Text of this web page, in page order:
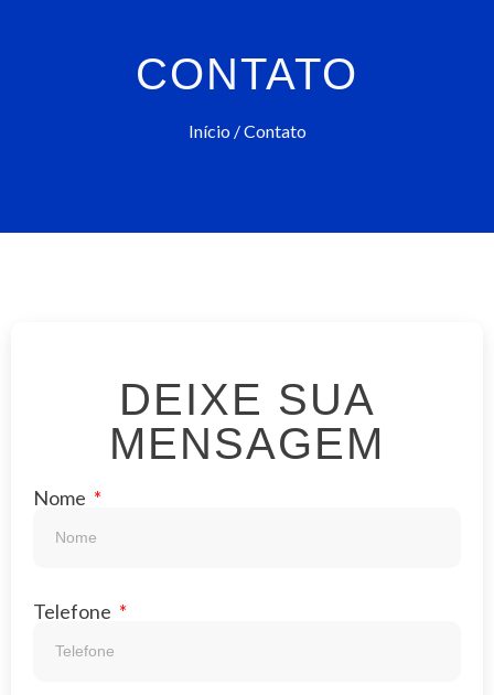
CONTATO
Início/ Contato
DEIXE SUA
MENSAGEM
Nome
Telefone